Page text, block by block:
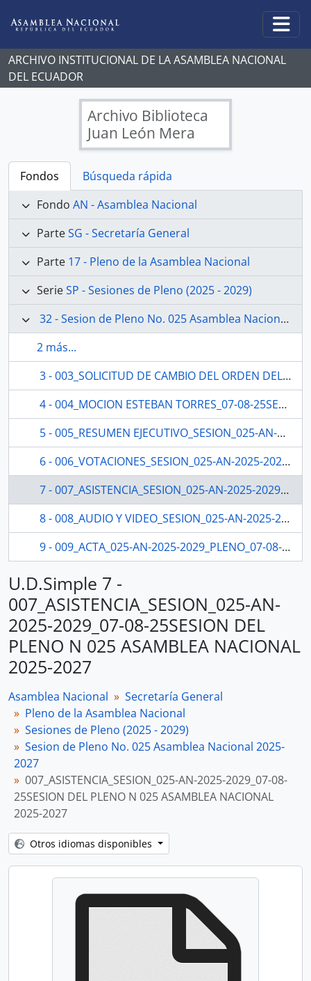
ARCHIVO INSTITUCIONAL DE LA ASAMBLEA NACIONAL
DEL ECUADOR
Archivo Biblioteca
Juan León Mera
Fondos
Búsqueda rápida
Fondo AN - Asamblea Nacional
ParteSG - Secretaría General
Parte 17 - Pleno de la Asamblea Nacional
SerieSP - Sesiones de Pleno (2025 - 2029)
32 - Sesion de Pleno No. 025 Asamblea Nacional 2025-2027
2 más...
3 - 003_SOLICITUD DE CAMBIO DEL ORDEN DEL DIA SILVIA NUÑEZ_06-08-25SESION DEL PLENO N 025 ASAMBLEA NACIONAL 2025-2027
4 - 004_MOCION ESTEBAN TORRES_07-08-25SESION DEL PLENO N 025 ASAMBLEA NACIONAL 2025-2027
5 - 005_RESUMEN EJECUTIVO_SESION_025-AN-2025-2029SESION DEL PLENO N 025 ASAMBLEA NACIONAL 2025-2027
6 - 006_VOTACIONES_SESION_025-AN-2025-2029_07-08-25SESION DEL PLENO N 025 ASAMBLEA NACIONAL 2025-2027
7 - 007_ASISTENCIA_SESION_025-AN-2025-2029_07-08-25SESION DEL PLENO N 025 ASAMBLEA NACIONAL 2025-2027
8 - 008_AUDIO Y VIDEO_SESION_025-AN-2025-2029_07-08-25SESION DEL PLENO N 025 ASAMBLEA NACIONAL 2025-2027
9 - 009_ACTA_025-AN-2025-2029_PLENO_07-08-25SESION DEL PLENO N 025 ASAMBLEA NACIONAL 2025-2027
U.D.Simple 7 -
007_ASISTENCIA_SESION_025-AN-
2025-2029_07-08-25SESION DEL
PLENO N 025 ASAMBLEA NACIONAL
2025-2027
Asamblea Nacional
Secretaría General
Pleno de la Asamblea Nacional
Sesiones de Pleno (2025 - 2029)
Sesion de Pleno No. 025 Asamblea Nacional 2025-
2027
007_ASISTENCIA_SESION_025-AN-2025-2029_07-08-
25SESION DEL PLENO N 025 ASAMBLEA NACIONAL
2025-2027
Otros idiomas disponibles